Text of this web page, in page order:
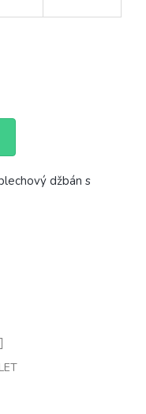
džbán s